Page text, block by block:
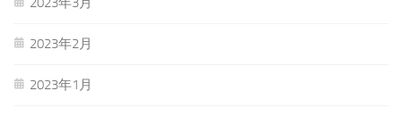
2023年2月
2023年1月